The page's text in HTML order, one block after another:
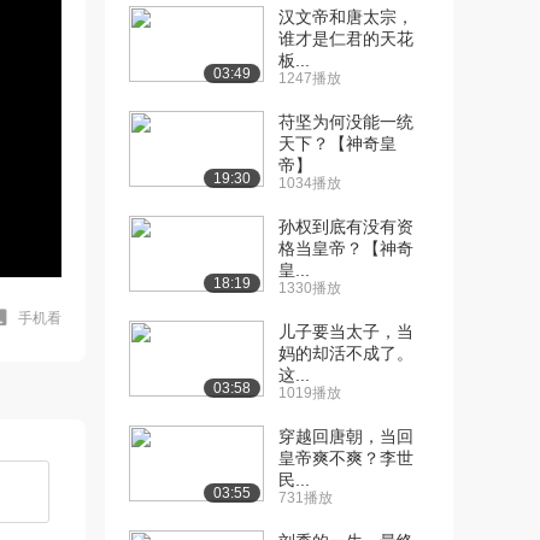
手机看
03:49
汉文帝和唐太宗，
谁才是仁君的天花
板...
1247播放
19:30
苻坚为何没能一统
天下？【神奇皇
帝】
1034播放
18:19
孙权到底有没有资
格当皇帝？【神奇
皇...
1330播放
03:58
儿子要当太子，当
妈的却活不成了。
这...
1019播放
03:55
穿越回唐朝，当回
皇帝爽不爽？李世
民...
731播放